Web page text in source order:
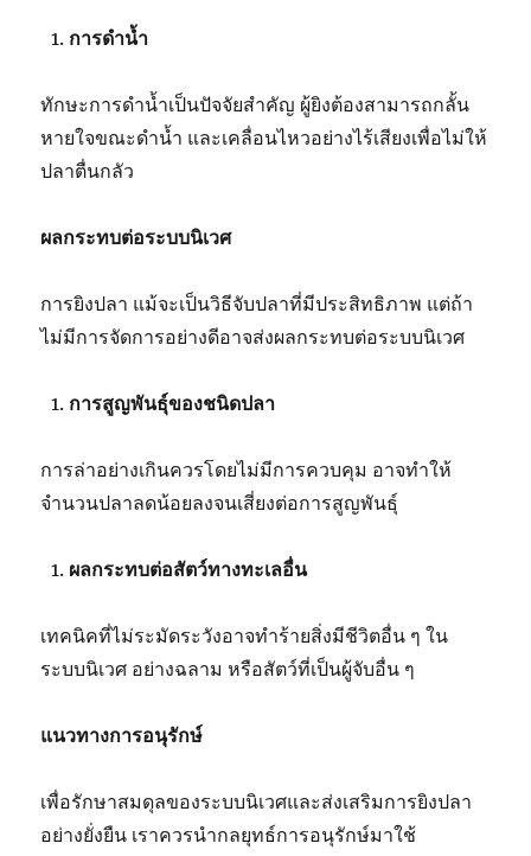
การดำน้ำ
ทักษะการดำน้ำเป็นปัจจัยสำคัญ ผู้ยิงต้องสามารถกลั้น
หายใจขณะดำน้ำ และเคลื่อนไหวอย่างไร้เสียงเพื่อไม่ให้
ปลาตื่นกลัว
ผลกระทบต่อระบบนิเวศ
การยิงปลา แม้จะเป็นวิธีจับปลาที่มีประสิทธิภาพ แต่ถ้า
ไม่มีการจัดการอย่างดีอาจส่งผลกระทบต่อระบบนิเวศ
การสูญพันธุ์ของชนิดปลา
การล่าอย่างเกินควรโดยไม่มีการควบคุม อาจทำให้
จำนวนปลาลดน้อยลงจนเสี่ยงต่อการสูญพันธุ์
ผลกระทบต่อสัตว์ทางทะเลอื่น
เทคนิคที่ไม่ระมัดระวังอาจทำร้ายสิ่งมีชีวิตอื่น ๆ ใน
ระบบนิเวศ อย่างฉลาม หรือสัตว์ที่เป็นผู้จับอื่น ๆ
แนวทางการอนุรักษ์
เพื่อรักษาสมดุลของระบบนิเวศและส่งเสริมการยิงปลา
อย่างยั่งยืน เราควรนำกลยุทธ์การอนุรักษ์มาใช้